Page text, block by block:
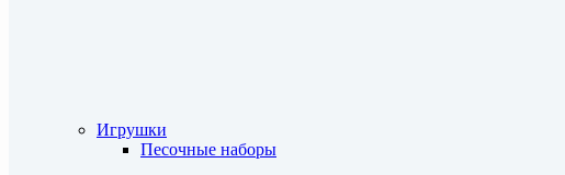
Игрушки
Песочные наборы